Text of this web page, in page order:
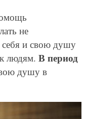
не
себя и свою душу
людям. В период
душу в